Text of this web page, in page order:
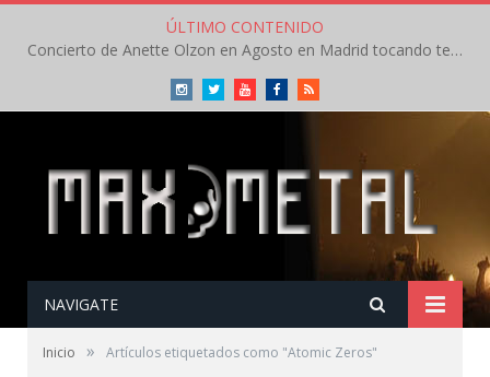
ÚLTIMO CONTENIDO
Concierto de Anette Olzon en Agosto en Madrid tocando temas de Nightwish
InstagramTwitterYoutubeFacebookRSS
NAVIGATE
Inicio » Artículos etiquetados como "Atomic Zeros"